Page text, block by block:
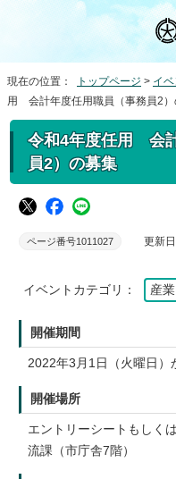
現在の位置： トップページ > イ
用 会計年度任用職員（事務員2）
令和4年度任用 会
員2）の募集
ページ番号1011027 更新日
イベントカテゴリ： 産
開催期間
2022年3月1日（火曜日）
開催場所
エントリーシートもしく
流課（市庁舎7階）